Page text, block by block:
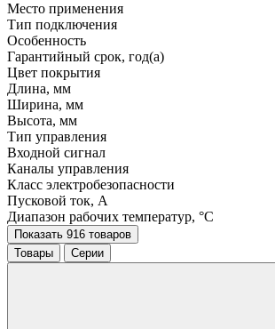
Место применения
Тип подключения
Особенность
Гарантийный срок, год(а)
Цвет покрытия
Длина, мм
Ширина, мм
Высота, мм
Тип управления
Входной сигнал
Каналы управления
Класс электробезопасности
Пусковой ток, A
Диапазон рабочих температур, °C
Показать 916 товаров
Товары
Серии